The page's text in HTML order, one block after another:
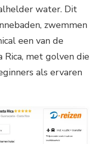
water. Dit
zwemmen
een van de
Rica, met golven die
als ervaren